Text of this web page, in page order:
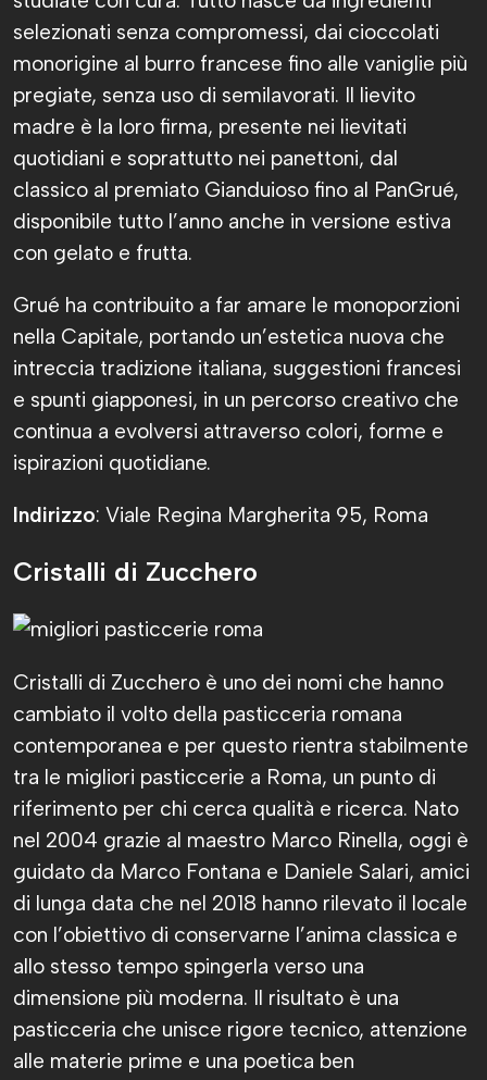
selezionati senza compromessi, dai cioccolati
monorigine al burro francese fino alle vaniglie più
pregiate, senza uso di semilavorati. Il lievito
madre è la loro firma, presente nei lievitati
quotidiani e soprattutto nei panettoni, dal
classico al premiato Gianduioso fino al PanGrué,
disponibile tutto l’anno anche in versione estiva
con gelato e frutta.
Grué ha contribuito a far amare le monoporzioni
nella Capitale, portando un’estetica nuova che
intreccia tradizione italiana, suggestioni francesi
e spunti giapponesi, in un percorso creativo che
continua a evolversi attraverso colori, forme e
ispirazioni quotidiane.
Indirizzo: Viale Regina Margherita 95, Roma
Cristalli di Zucchero
Cristalli di Zucchero è uno dei nomi che hanno
cambiato il volto della pasticceria romana
contemporanea e per questo rientra stabilmente
tra le migliori pasticcerie a Roma, un punto di
riferimento per chi cerca qualità e ricerca. Nato
nel 2004 grazie al maestro Marco Rinella, oggi è
guidato da Marco Fontana e Daniele Salari, amici
di lunga data che nel 2018 hanno rilevato il locale
con l’obiettivo di conservarne l’anima classica e
allo stesso tempo spingerla verso una
dimensione più moderna. Il risultato è una
pasticceria che unisce rigore tecnico, attenzione
alle materie prime e una poetica ben